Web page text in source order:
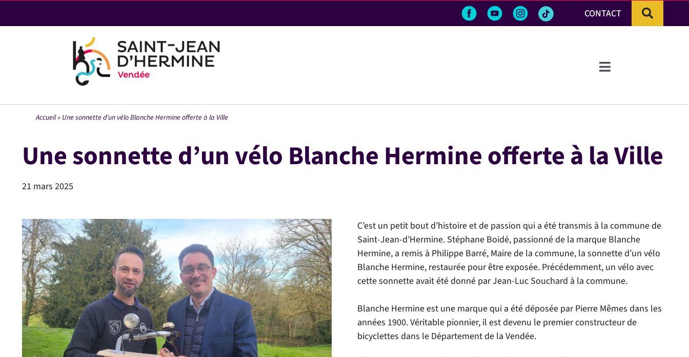
CONTACT
Toggle
VIE ÉCONOMIQUE
Accueil» Une sonnette d’un vélo Blanche Hermine offerte à la Ville
Une sonnette d’un vélo Blanche Hermine offerte à la Ville
21 mars 2025
C’est un petit bout d’histoire et de passion qui a été transmis à la commune de
Saint-Jean-d’Hermine. Stéphane Boidé, passionné de la marque Blanche
Hermine, a remis à Philippe Barré, Maire de la commune, la sonnette d’un vélo
Blanche Hermine, restaurée pour être exposée. Précédemment, un vélo avec
cette sonnette avait été donné par Jean-Luc Souchard à la commune.
Blanche Hermine est une marque qui a été déposée par Pierre Mêmes dans les
années 1900. Véritable pionnier, il est devenu le premier constructeur de
bicyclettes dans le Département de la Vendée.